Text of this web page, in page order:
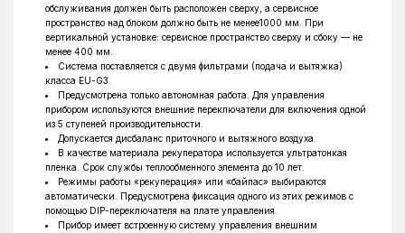
обслуживания должен быть расположен сверху, а сервисное
пространство над блоком должно быть не менее1000 мм. При
вертикальной установке: сервисное пространство сверху и сбоку — не
менее 400 мм.
Система поставляется с двумя фильтрами (подача и вытяжка)
класса EU-G3.
Предусмотрена только автономная работа. Для управления
прибором используются внешние переключатели для включения одной
из 5 ступеней производительности.
Допускается дисбаланс приточного и вытяжного воздуха.
В качестве материала рекуператора используется ультратонкая
пленка. Срок службы теплообменного элемента до 10 лет.
Режимы работы «рекуперация» или «байпас» выбираются
автоматически. Предусмотрена фиксация одного из этих режимов с
помощью DIP-переключателя на плате управления.
Прибор имеет встроенную систему управления внешним